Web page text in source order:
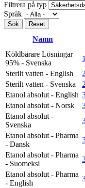
Filtrera på typ
Språk
Namn
Köldbärare Lösningar
95% - Svenska
Sterilt vatten - English
Sterilt vatten - Svenska
Etanol absolut - English
Etanol absolut - Norsk
Etanol absolut -
Svenska
Etanol absolut - Pharma
- Dansk
Etanol absolut - Pharma
- Suomeksi
Etanol absolut - Pharma
- English